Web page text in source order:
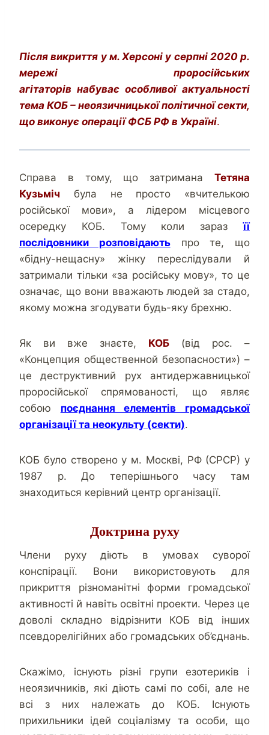
Після викриття у м. Херсоні у серпні 2020 р.
мережі проросійських
агітаторів набуває особливої актуальності
тема КОБ – неоязичницької політичної секти,
що виконує операції ФСБ РФ в Україні.
Справа в тому, що затримана Тетяна
Кузьміч була не просто «вчителькою
російської мови», а лідером місцевого
осередку КОБ. Тому коли заразїї
послідовники розповідаютьпро те, що
«бідну-нещасну» жінку переслідували й
затримали тільки «за російську мову», то це
означає, що вони вважають людей за стадо,
якому можна згодувати будь-яку брехню.
Як ви вже знаєте, КОБ (від рос. –
«Концепция общественной безопасности») –
це деструктивний рух антидержавницької
проросійської спрямованості, що являє
собою поєднання елементів громадської
організації та неокульту (секти).
КОБ було створено у м. Москві, РФ (СРСР) у
1987 р. До теперішнього часу там
знаходиться керівний центр організації.
Доктрина руху
Члени руху діють в умовах суворої
конспірації. Вони використовують для
прикриття різноманітні форми громадської
активності й навіть освітні проекти. Через це
доволі складно відрізнити КОБ від інших
псевдорелігійних або громадських об’єднань.
Скажімо, існують різні групи езотериків і
неоязичників, які діють самі по собі, але не
всі з них належать до КОБ. Існують
прихильники ідей соціалізму та особи, що